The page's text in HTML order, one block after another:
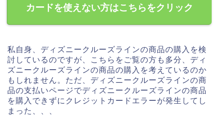
カードを使えない方はこちらをクリック
私自身、ディズニークルーズラインの商品の購入を検
討しているのですが、こちらをご覧の方も多分、ディ
ズニークルーズラインの商品の購入を考えているのか
もしれません。ただ、ディズニークルーズラインの商
品の支払いページでディズニークルーズラインの商品
を購入できずにクレジットカードエラーが発生してし
まった、、、